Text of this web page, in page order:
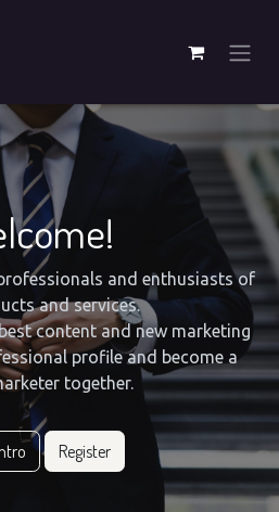
and enthusiasts of
and services.
content and new marketing
profile and become a
together.
Register